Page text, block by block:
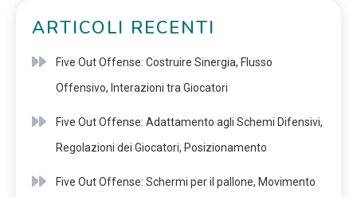
ARTICOLI RECENTI
Five Out Offense: Costruire Sinergia, Flusso
Offensivo, Interazioni tra Giocatori
Five Out Offense: Adattamento agli Schemi Difensivi,
Regolazioni dei Giocatori, Posizionamento
Five Out Offense: Schermi per il pallone, Movimento